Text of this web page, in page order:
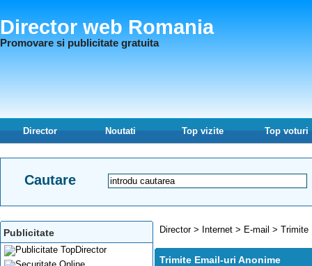
Director web Romania
Promovare si publicitate gratuita
Director Noutati Top vizite Top voturi
Cautare
Publicitate Director> Internet > E-mail > Trimite
Trimite Email-uri Anonime